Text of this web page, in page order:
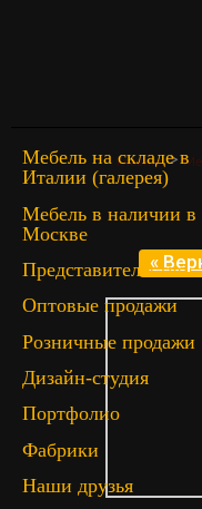
Мебель на складе в
Италии (галерея)
Мебель в наличии в
Москве
Представительство
Оптовые продажи
Розничные продажи
Дизайн-студия
Портфолио
Фабрики
Наши друзья
Главная>
«